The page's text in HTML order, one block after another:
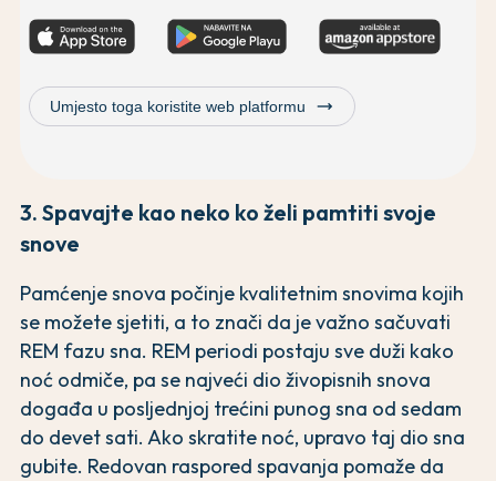
Umjesto toga koristite web platformu trending_flat
3. Spavajte kao neko ko želi pamtiti svoje
snove
Pamćenje snova počinje kvalitetnim snovima kojih
se možete sjetiti, a to znači da je važno sačuvati
REM fazu sna. REM periodi postaju sve duži kako
noć odmiče, pa se najveći dio živopisnih snova
događa u posljednjoj trećini punog sna od sedam
do devet sati. Ako skratite noć, upravo taj dio sna
gubite. Redovan raspored spavanja pomaže da